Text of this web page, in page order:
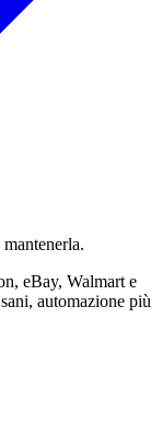
mantenerla.
eBay, Walmart e
automazione più